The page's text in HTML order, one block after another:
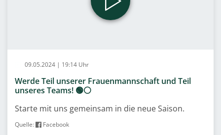
09.05.2024 | 19:14 Uhr
Werde Teil unserer Frauenmannschaft und Teil
unseres Teams! 🟢⚪️
Starte mit uns gemeinsam in die neue Saison.
Quelle: Facebook